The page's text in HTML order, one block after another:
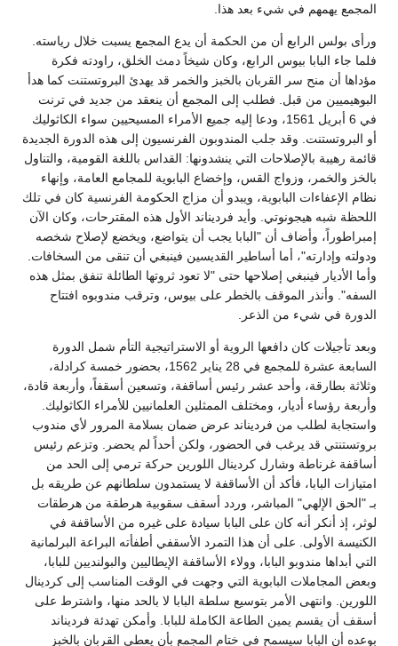
المجمع يهمهم في شيء بعد هذا.
ورأى بولس الرابع أن من الحكمة أن يدع المجمع يسبت خلال رياسته.
فلما جاء البابا بيوس الرابع، وكان شيخاً دمث الخلق، راودته فكرة
مؤداها أن منح سر القربان بالخبز والخمر قد يهدئ البروتستنت كما هدأ
البوهيميين من قبل. فطلب إلى المجمع أن ينعقد من جديد في ترنت
في 6 أبريل 1561، ودعا إليه جميع الأمراء المسيحيين سواء الكاثوليك
أو البروتستنت. وقد جلب المندوبون الفرنسيون إلى هذه الدورة الجديدة
قائمة رهيبة بالإصلاحات التي ينشدونها: القداس باللغة القومية، والتناول
بالخز والخمر، وزواج القس، وإخضاع البابوية للمجامع العامة، وإنهاء
نظام الإعفاءات البابوية، ويبدو أن مزاج الحكومة الفرنسية كان في تلك
اللحظة شبه هيجونوتي. وأيد فرديناند الأول هذه المقترحات، وكان الآن
إمبراطوراً، وأضاف أن "البابا يجب أن يتواضع، ويخضع لإصلاح شخصه
ودولته وإدارته"، أما أساطير القديسين فينبغي أن تنقى من السخافات.
وأما الأديار فينبغي إصلاحها حتى "لا تعود ثروتها الطائلة تنفق بمثل هذه
السفه". وأنذر الموقف بالخطر على بيوس، وترقب مندوبوه افتتاح
الدورة في شيء من الذعر.
وبعد تأجيلات كان دافعها الروية أو الاستراتيجية التأم شمل الدورة
السابعة عشرة للمجمع في 28 يناير 1562، بحضور خمسة كرادلة،
وثلاثة بطارقة، وأحد عشر رئيس أساقفة، وتسعين أسقفاً، وأربعة قادة،
وأربعة رؤساء أديار، ومختلف الممثلين العلمانيين للأمراء الكاثوليك.
واستجابة لطلب من فرديناند عرض ضمان بسلامة المرور لأي مندوب
بروتستنتي قد يرغب في الحضور، ولكن أحداً لم يحضر. وتزعم رئيس
أساقفة غرناطة وشارل كردينال اللورين حركة ترمي إلى الحد من
امتيازات البابا، فأكد أن الأساقفة لا يستمدون سلطانهم عن طريقه بل
بـ "الحق الإلهي" المباشر، وردد أسقف سقوبية هرطقة من هرطقات
لوثر، إذ أنكر أنه كان على البابا سيادة على غيره من الأساقفة في
الكنيسة الأولى. على أن هذا التمرد الأسقفي أطفأته البراعة البرلمانية
التي أبداها مندوبو البابا، وولاء الأساقفة الإيطاليين والبولنديين للبابا،
وبعض المجاملات البابوية التي وجهت في الوقت المناسب إلى كردينال
اللورين. وانتهى الأمر بتوسيع سلطة البابا لا بالحد منها، واشترط على
أسقف أن يقسم يمين الطاعة الكاملة للبابا. وأمكن تهدئة فرديناند
بوعده أن البابا سيسمح في ختام المجمع بأن يعطي القربان بالخبز